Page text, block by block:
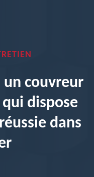
couvreur
dispose
dans